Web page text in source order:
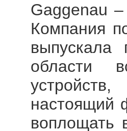
Gaggenau
Компания
области
настоящий
воплощать